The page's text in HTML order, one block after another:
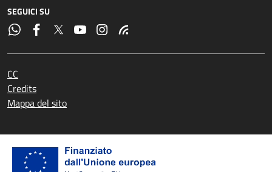
SEGUICI SU
CC
Credits
Mappa del sito